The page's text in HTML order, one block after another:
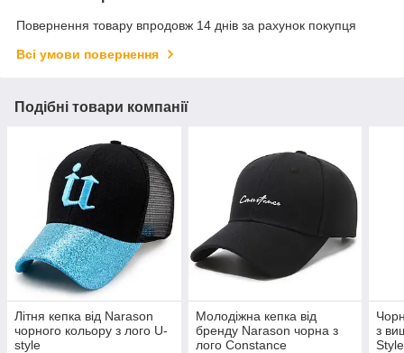
Повернення товару впродовж 14 днів за рахунок покупця
Всі умови повернення
Подібні товари компанії
Літня кепка від Narason
чорного кольору з лого U-
style
Молодіжна кепка від
бренду Narason чорна з
лого Constance
з
Style